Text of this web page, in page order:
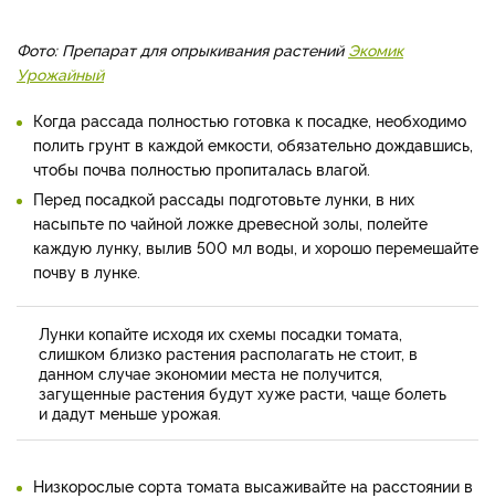
Фото: Препарат для опрыкивания растений Экомик
Урожайный
Когда рассада полностью готовка к посадке, необходимо
полить грунт в каждой емкости, обязательно дождавшись,
чтобы почва полностью пропиталась влагой.
Перед посадкой рассады подготовьте лунки, в них
насыпьте по чайной ложке древесной золы, полейте
каждую лунку, вылив 500 мл воды, и хорошо перемешайте
почву в лунке.
Лунки копайте исходя их схемы посадки томата,
слишком близко растения располагать не стоит, в
данном случае экономии места не получится,
загущенные растения будут хуже расти, чаще болеть
и дадут меньше урожая.
Низкорослые сорта томата высаживайте на расстоянии в